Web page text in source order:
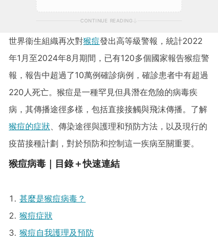
CONTINUE READING
世界衞生組織再次對猴痘發出高等級警報，統計2022
年1月至2024年8月期間，已有120多個國家報告猴痘警
報，報告中超過了10萬例確診病例，確診患者中有超過
220人死亡。猴痘是一種罕見但具潛在危險的病毒疾
病，其傳播途徑多樣，包括直接接觸與飛沫傳播。了解
猴痘的症狀、傳染途徑與護理和預防方法，以及現行的
疫苗接種計劃，對於預防和控制這一疾病至關重要。
猴痘病毒｜目錄＋快速連結
甚麼是猴痘病毒？
猴痘症狀
猴痘自我護理及預防